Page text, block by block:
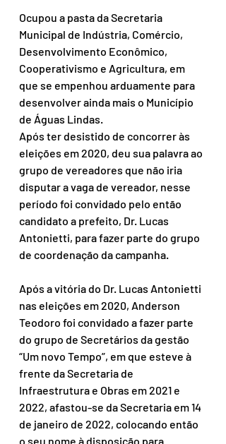
Ocupou a pasta da Secretaria
Municipal de Indústria, Comércio,
Desenvolvimento Econômico,
Cooperativismo e Agricultura, em
que se empenhou arduamente para
desenvolver ainda mais o Município
de Águas Lindas.
Após ter desistido de concorrer às
eleições em 2020, deu sua palavra ao
grupo de vereadores que não iria
disputar a vaga de vereador, nesse
período foi convidado pelo então
candidato a prefeito, Dr. Lucas
Antonietti, para fazer parte do grupo
de coordenação da campanha.
Após a vitória do Dr. Lucas Antonietti
nas eleições em 2020, Anderson
Teodoro foi convidado a fazer parte
do grupo de Secretários da gestão
“Um novo Tempo”, em que esteve à
frente da Secretaria de
Infraestrutura e Obras em 2021 e
2022, afastou-se da Secretaria em 14
de janeiro de 2022, colocando então
o seu nome à disposição para